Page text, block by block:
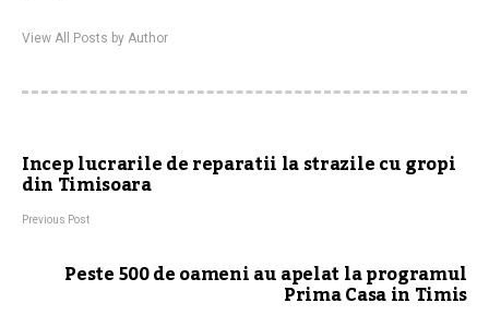
View All Posts by Author
Incep lucrarile de reparatii la strazile cu gropi
din Timisoara
Previous Post
Peste 500 de oameni au apelat la programul
Prima Casa in Timis